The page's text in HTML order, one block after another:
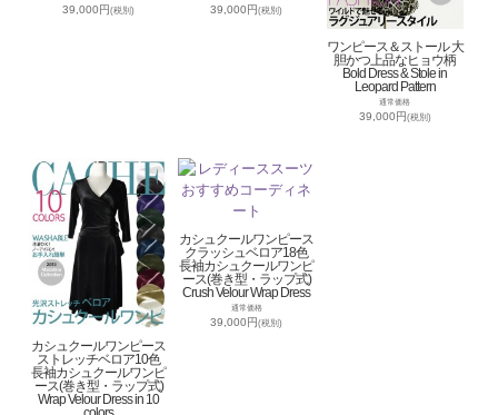
39,000円(税別) 39,000円(税別)
ワンピース＆ストール 大
胆かつ上品なヒョウ柄
Bold Dress & Stole in
Leopard Pattern
通常価格
39,000円(税別)
カシュクールワンピース
ストレッチベロア10色
長袖カシュクールワンピ
ース(巻き型・ラップ式)
Wrap Velour Dress in 10
カシュクールワンピース
クラッシュベロア18色
長袖カシュクールワンピ
ース(巻き型・ラップ式)
Crush Velour Wrap Dress
通常価格
39,000円(税別)